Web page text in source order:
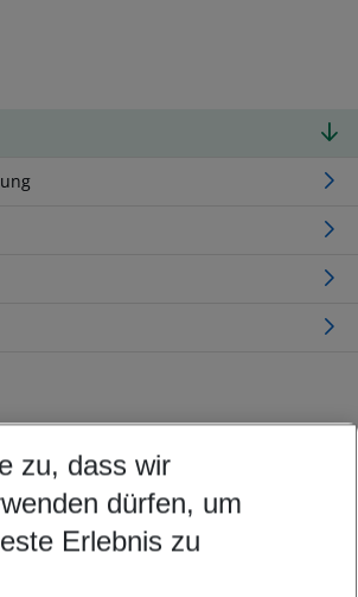
nach Ihren Wünschen
5-8 Nächte
zu, dass wir
dürfen, um
Erlebnis zu